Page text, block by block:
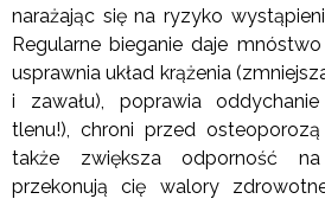
narażając się na ryzyko
Regularne bieganie daje
usprawnia układ krążenia
i zawału), poprawia
tlenu!), chroni przed
także zwiększa odporność
przekonują cię walory